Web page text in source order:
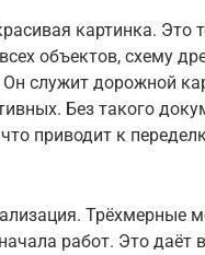
картинка. Это
объектов, схему
служит дорожной
Без такого
приводит к
Трёхмерные
работ. Это даёт